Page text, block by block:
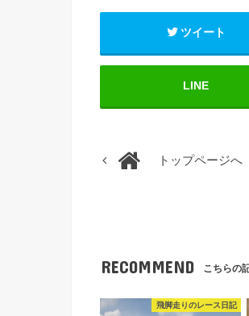
ツイート
LINE
トップページへ
RECOMMEND こちらの
飛脚走りのレース日記